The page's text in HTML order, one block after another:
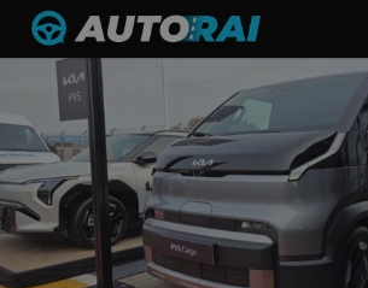
Autonieuws
Podcast
Autotests
Automerken
Adverteren